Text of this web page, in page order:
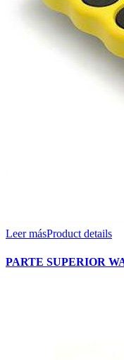
Leer másProduct details
PARTE SUPERIOR